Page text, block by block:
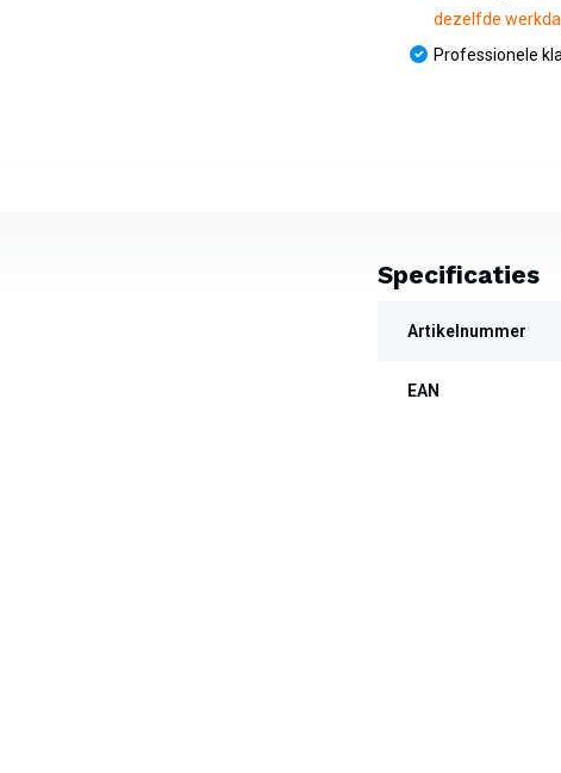
dezelfde
Professionele
Specificaties
Artikelnummer
EAN